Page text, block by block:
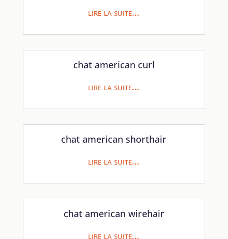
lire la suite...
chat american curl
lire la suite...
chat american shorthair
lire la suite...
chat american wirehair
lire la suite...